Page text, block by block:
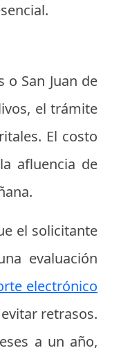
San Juan de
el trámite
El costo
afluencia de
el solicitante
evaluación
electrónico
retrasos.
a un año,